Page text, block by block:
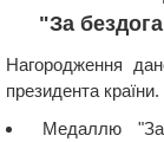
"За
Нагородження
президента країни.
Медаллю "За